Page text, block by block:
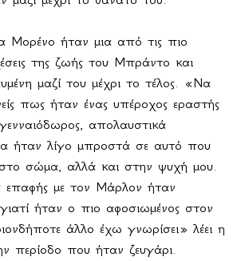
Μορένο ήταν μια από τις πιο
της ζωής του Μπράντο και
μαζί του μέχρι το τέλος. «Να
πως ήταν ένας υπέροχος εραστής
απολαυστικά
ήταν λίγο μπροστά σε αυτό που
σώμα, αλλά και στην ψυχή μου.
επαφής με τον Μάρλον ήταν
ήταν ο πιο αφοσιωμένος στον
άλλο έχω γνωρίσει» λέει η
περίοδο που ήταν ζευγάρι.